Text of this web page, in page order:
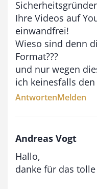
Ihre Videos auf
einwandfrei!
Wieso sind denn
Format???
und nur wegen
ich keinesfalls
AntwortenMelden
Andreas Vogt
Hallo,
danke für das